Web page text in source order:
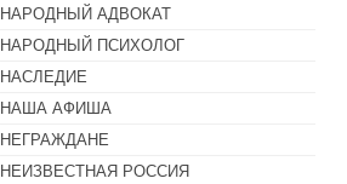
НАРОДНЫЙ АДВОКАТ
НАРОДНЫЙ ПСИХОЛОГ
НАСЛЕДИЕ
НАША АФИША
НЕГРАЖДАНЕ
НЕИЗВЕСТНАЯ РОССИЯ